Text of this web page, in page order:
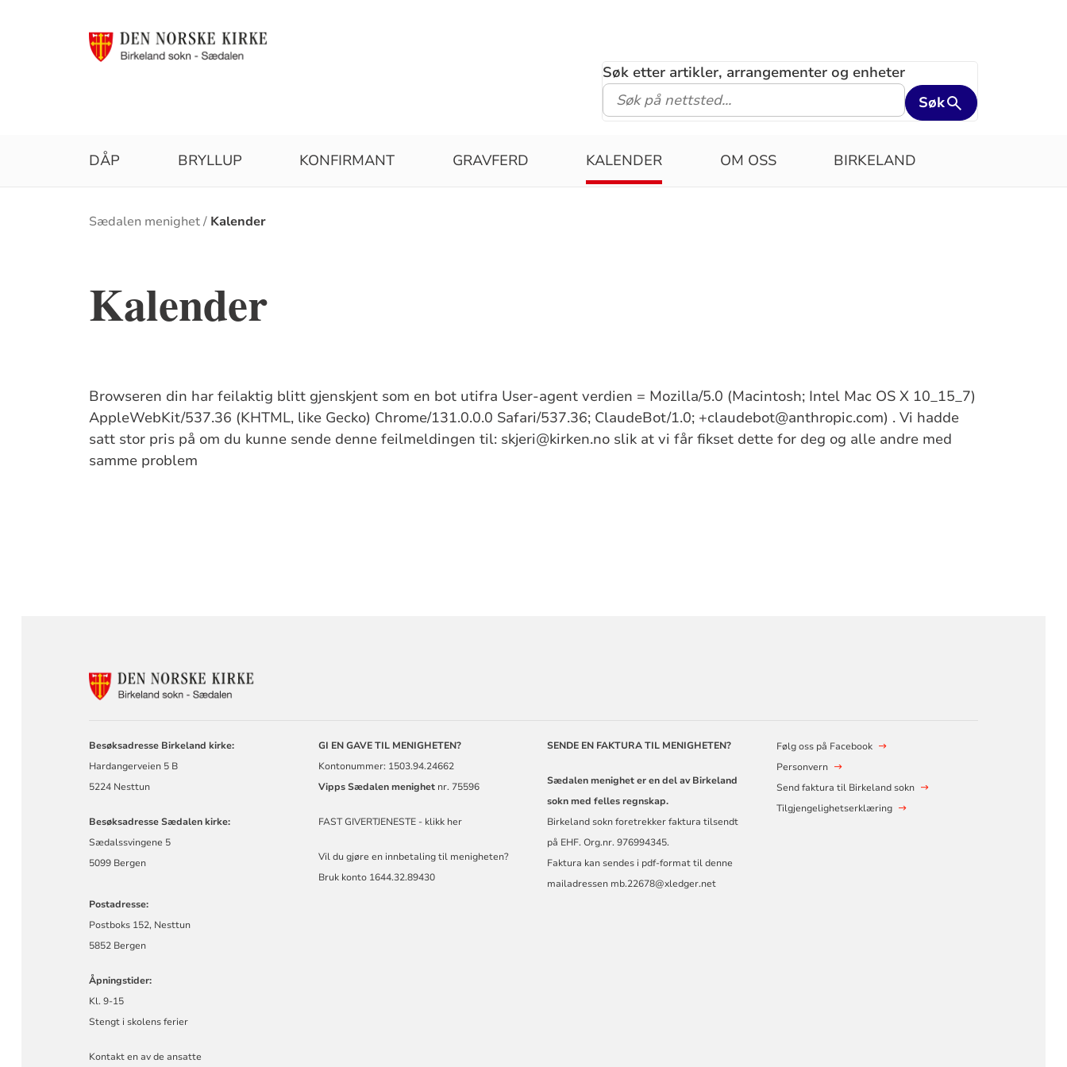
Søk etter artikler, arrangementer og enheter
Søk
DÅP BRYLLUP KONFIRMANT GRAVFERD KALENDER OM OSS BIRKELAND
Brødsmulesti
Sædalen menighet Kalender
Kalender
Browseren din har feilaktig blitt gjenskjent som en bot utifra User-agent verdien = Mozilla/5.0 (Macintosh; Intel Mac OS X 10_15_7)
AppleWebKit/537.36 (KHTML, like Gecko) Chrome/131.0.0.0 Safari/537.36; ClaudeBot/1.0; +claudebot@anthropic.com) . Vi hadde
satt stor pris på om du kunne sende denne feilmeldingen til: skjeri@kirken.no slik at vi får fikset dette for deg og alle andre med
samme problem
Besøksadresse Birkeland kirke:
Hardangerveien 5 B
5224 Nesttun
Besøksadresse Sædalen kirke:
Sædalssvingene 5
5099 Bergen
Postadresse:
Postboks 152, Nesttun
5852 Bergen
Åpningstider:
Kl. 9-15
Stengt i skolens ferier
Kontakt en av de ansatte
GI EN GAVE TIL MENIGHETEN?
Kontonummer: 1503.94.24662
Vipps Sædalen menighet nr. 75596
FAST GIVERTJENESTE - klikk her
Vil du gjøre en innbetaling til menigheten?
Bruk konto 1644.32.89430
SENDE EN FAKTURA TIL MENIGHETEN?
Sædalen menighet er en del av Birkeland
sokn med felles regnskap.
Birkeland sokn foretrekker faktura tilsendt
på EHF. Org.nr. 976994345.
Faktura kan sendes i pdf-format til denne
mailadressen mb.22678@xledger.net
Følg oss på Facebook
Personvern
Send faktura til Birkeland sokn
Tilgjengelighetserklæring